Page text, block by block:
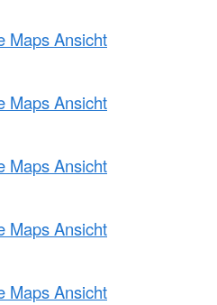
Maps Ansicht
Maps Ansicht
Maps Ansicht
Maps Ansicht
Maps Ansicht